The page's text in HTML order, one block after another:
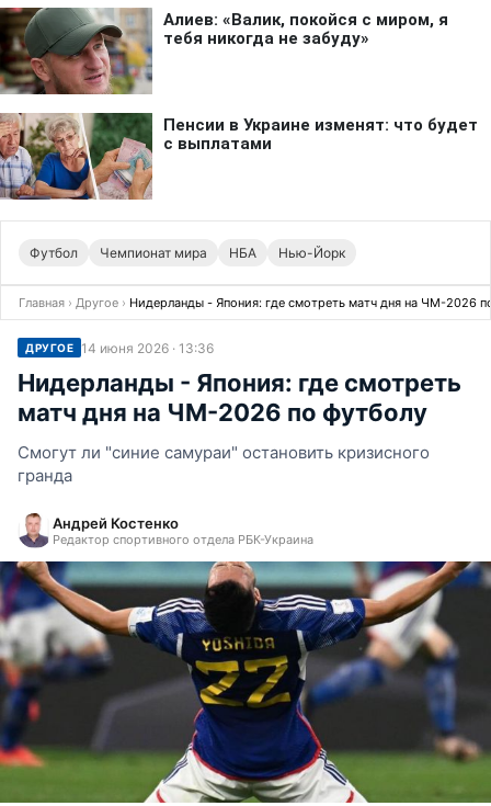
Футбол Чемпионат мира НБА Нью-Йорк
Главная › Другое › Нидерланды - Япония: где смотреть матч дня на ЧМ-2026
ДРУГОЕ 14 июня 2026 · 13:36
Нидерланды - Япония: где смотреть
матч дня на ЧМ-2026 по футболу
Смогут ли "синие самураи" остановить кризисного
гранда
Андрей Костенко
Редактор спортивного отдела РБК-Украина